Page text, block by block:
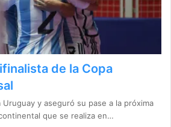
de la Copa
y aseguró su pase a la próxima
que se realiza en…